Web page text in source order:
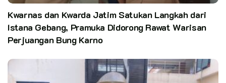
Hadir Di Mucab VII Lampung Barat. Kwarda Lampung Beri
Arahan Sekaligus Sosialisasikan Ayopramuka Dan Program
Kwarnas dan Kwarda Jatim Satukan Langkah dari
Istana Gebang, Pramuka Didorong Rawat Warisan
Perjuangan Bung Karno